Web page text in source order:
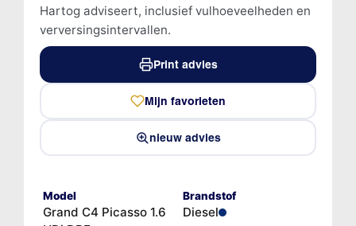
Hartog adviseert, inclusief vulhoeveelheden en
verversingsintervallen.
Print advies
Mijn favorieten
nieuw advies
Model
Grand C4 Picasso 1.6
Brandstof
Diesel